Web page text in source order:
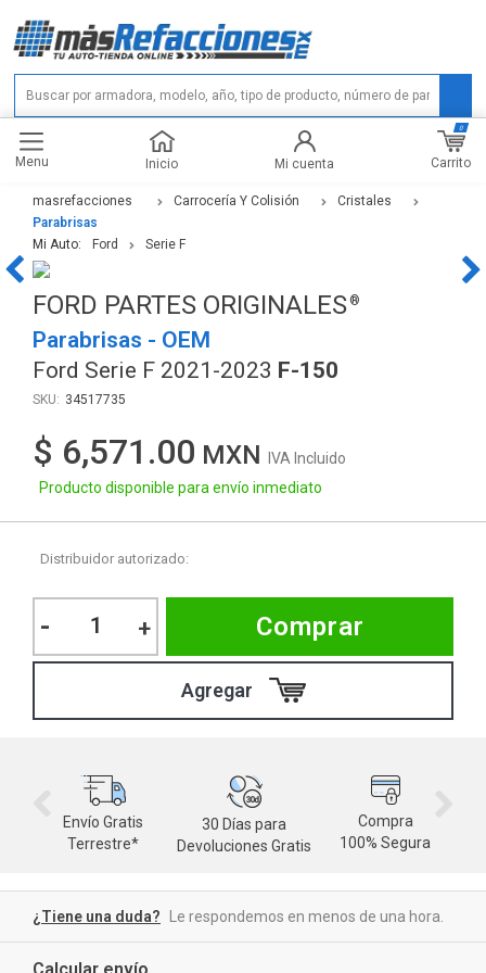
Menu Inicio Mi cuenta Carrito
0
masrefacciones Carrocería Y Colisión
Cristales
Parabrisas
Mi Auto:
Ford Serie F
FORD PARTES ORIGINALES
Parabrisas - OEM
Ford Serie F 2021-2023 F-150
34517735
$ 6,571.00
IVA Incluido
Producto disponible para envío inmediato
Distribuidor autorizado:
- + Comprar
Envío Gratis
Terrestre*
30 Días para
Devoluciones Gratis
Compra
100% Segura
¿Tiene una duda? Le respondemos en menos de una hora.